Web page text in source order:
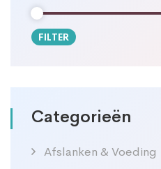
Min.
Max.
FILTER
Categorieën
Afslanken & Voeding